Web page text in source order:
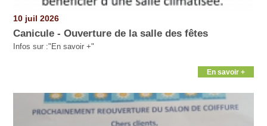
10 juil 2026
Canicule - Ouverture de la salle des fêtes
Infos sur :"En savoir +"
En savoir +